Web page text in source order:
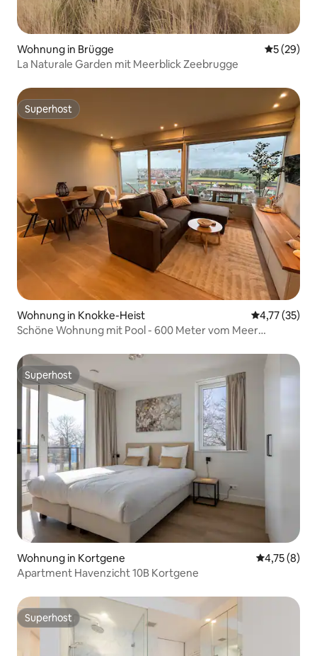
Wohnung in Brügge
5 (29)
La Naturale Garden mit Meerblick Zeebrugge
Superhost
Superhost
Wohnung in Knokke-Heist
4,77 (35)
Schöne Wohnung mit Pool - 600 Meter vom Meer
Superhost
Superhost
Wohnung in Kortgene
4,75 (8)
Apartment Havenzicht 10B Kortgene
Superhost
Superhost